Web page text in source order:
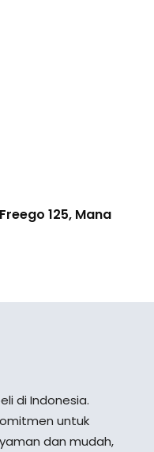
125, Mana
di Indonesia.
untuk
dan mudah,